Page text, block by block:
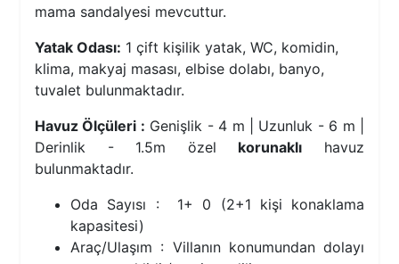
mama sandalyesi mevcuttur.
Yatak Odası: 1 çift kişilik yatak, WC, komidin,
klima, makyaj masası, elbise dolabı, banyo,
tuvalet bulunmaktadır.
Havuz Ölçüleri : Genişlik - 4 m | Uzunluk - 6 m |
Derinlik - 1.5m özel korunaklı havuz
bulunmaktadır.
Oda Sayısı : 1+ 0 (2+1 kişi konaklama
kapasitesi)
Araç/Ulaşım : Villanın konumundan dolayı